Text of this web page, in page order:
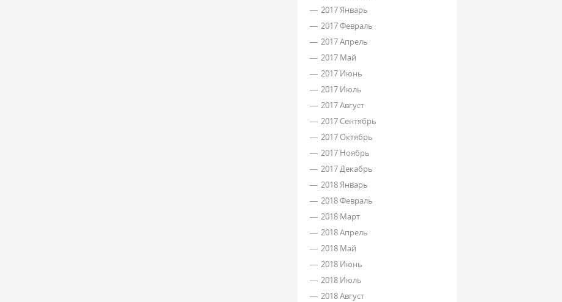
2017 Январь
2017 Февраль
2017 Апрель
2017 Май
2017 Июнь
2017 Июль
2017 Август
2017 Сентябрь
2017 Октябрь
2017 Ноябрь
2017 Декабрь
2018 Январь
2018 Февраль
2018 Март
2018 Апрель
2018 Май
2018 Июнь
2018 Июль
2018 Август